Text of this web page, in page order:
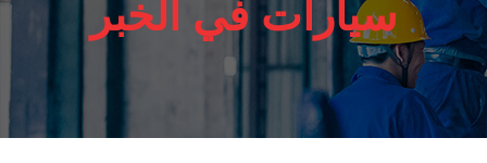
سيارات في الخبر